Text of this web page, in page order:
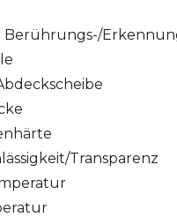
Berührungs-/
Transparenz